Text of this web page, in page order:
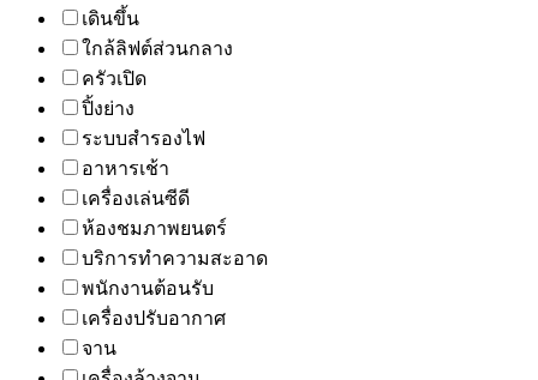
เดินขึ้น
ใกล้ลิฟต์ส่วนกลาง
ครัวเปิด
ปิ้งย่าง
ระบบสำรองไฟ
อาหารเช้า
เครื่องเล่นซีดี
ห้องชมภาพยนตร์
บริการทำความสะอาด
พนักงานต้อนรับ
เครื่องปรับอากาศ
จาน